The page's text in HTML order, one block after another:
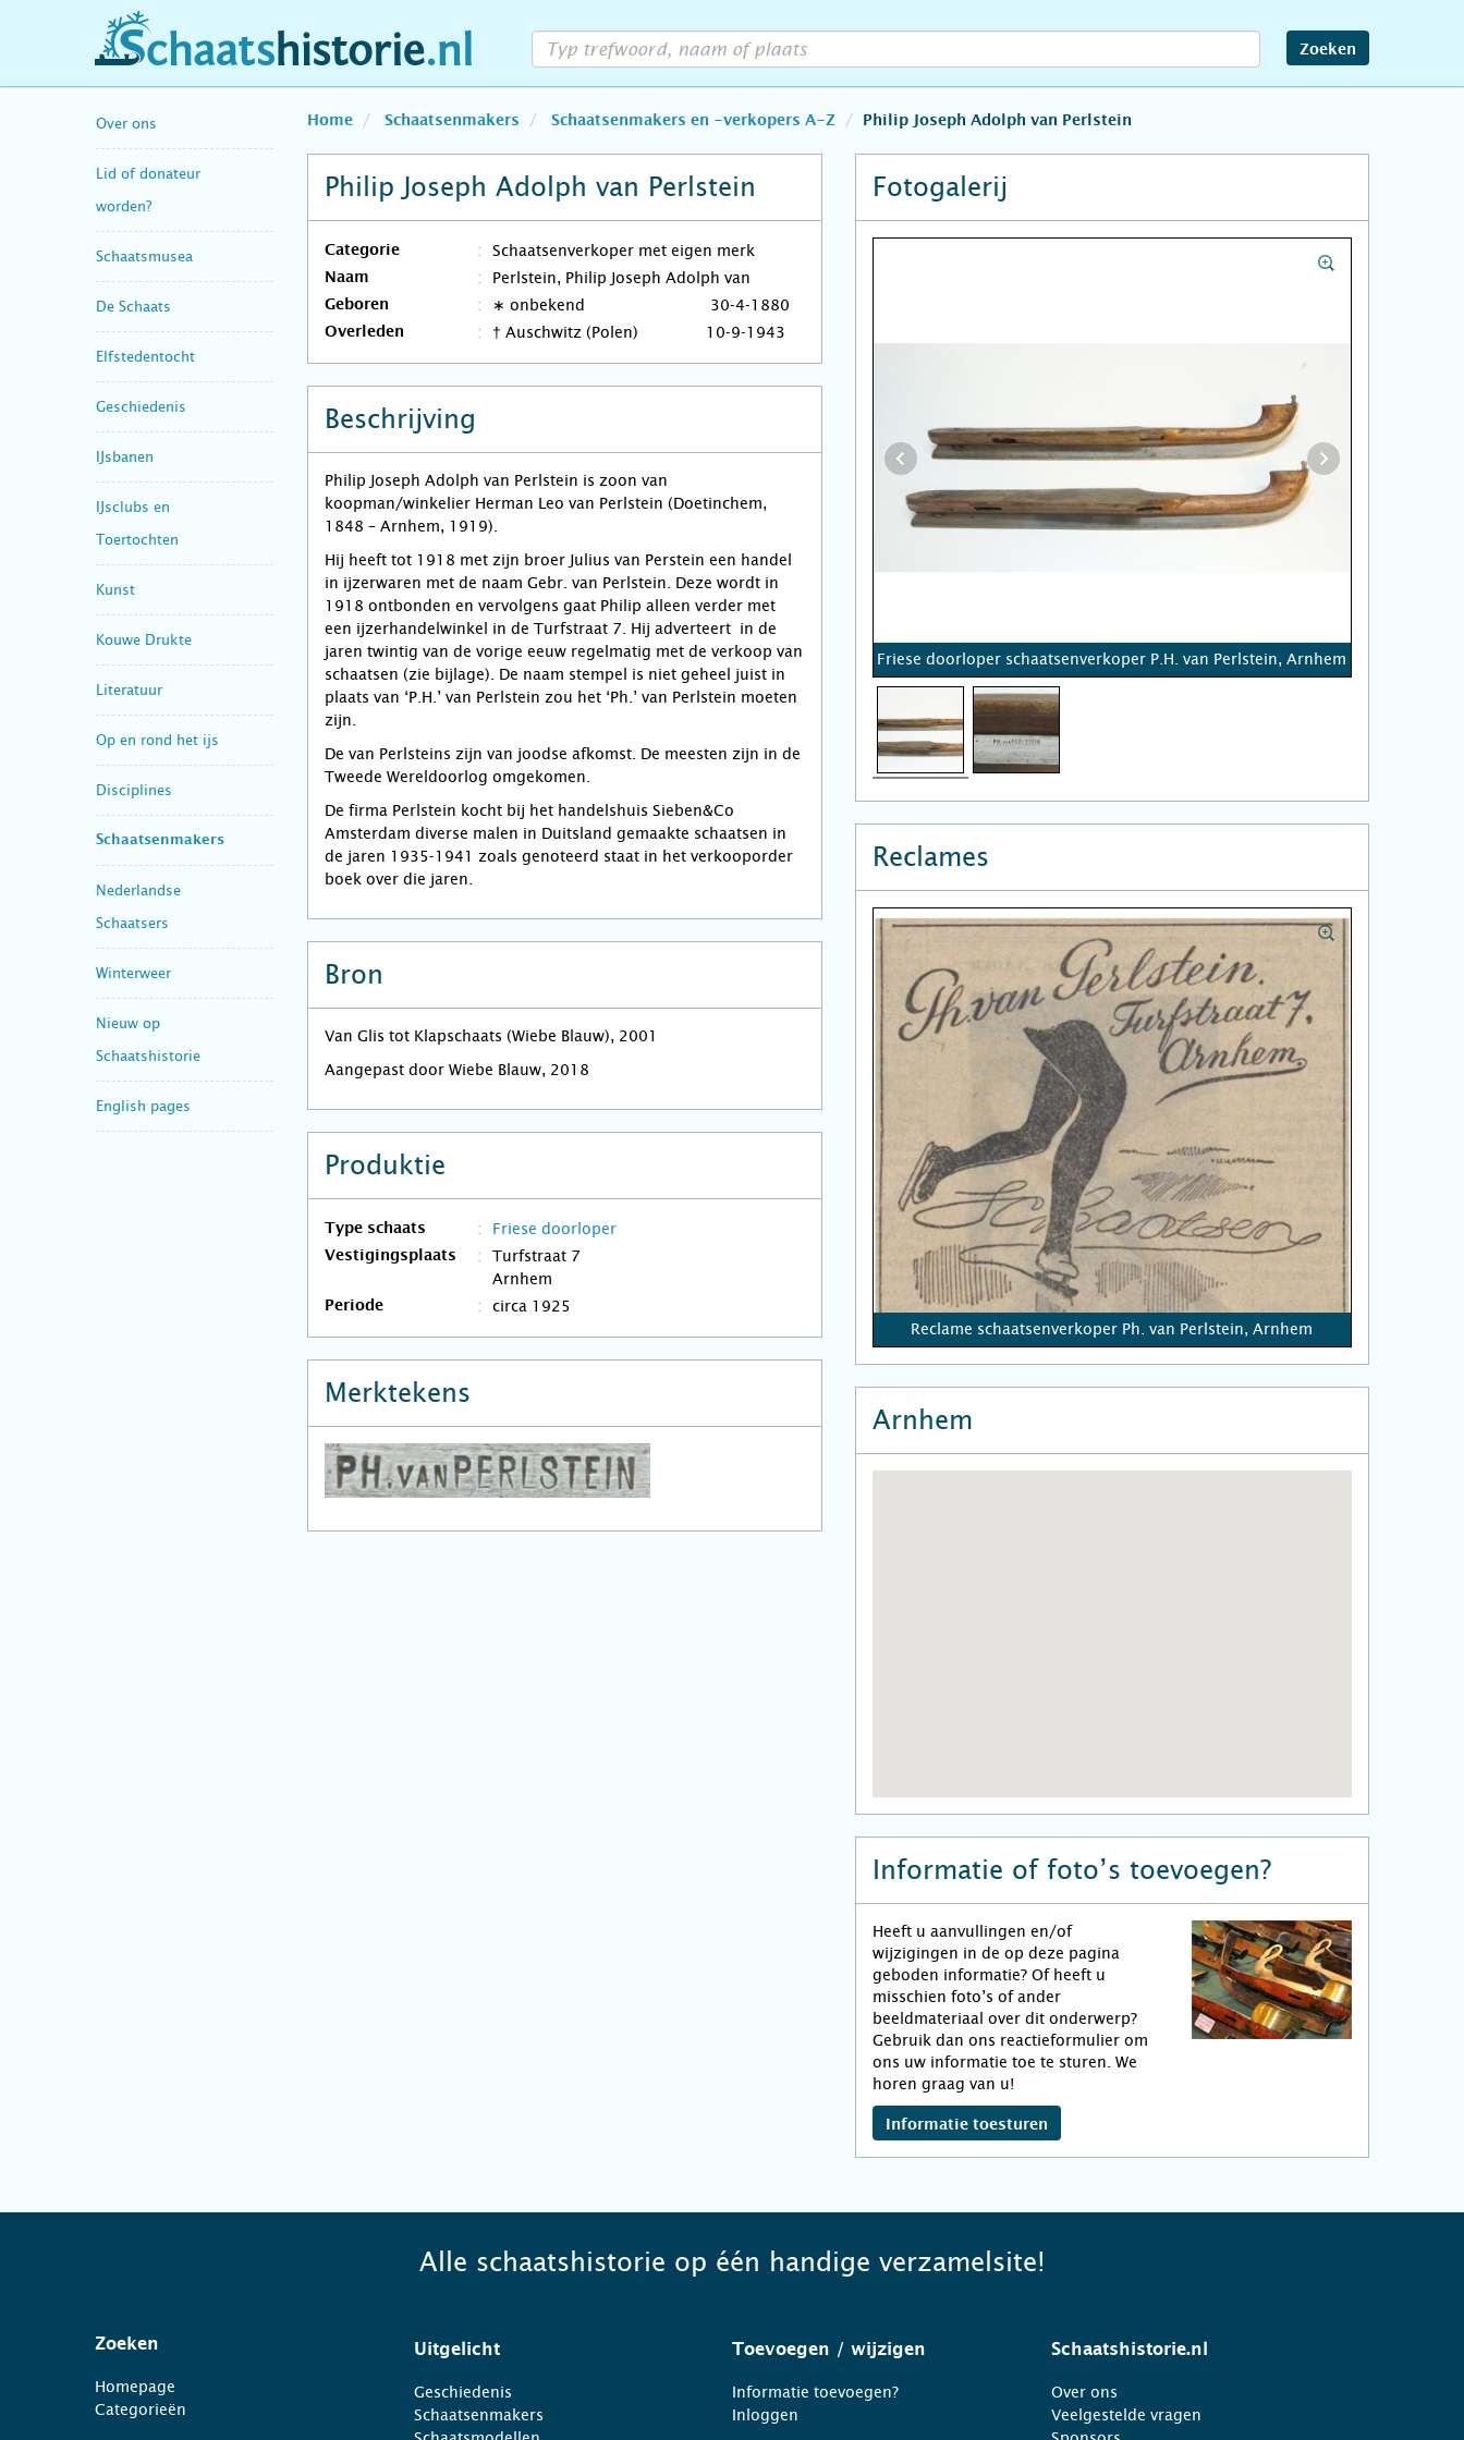
schaatshistorie.nl Zoeken
Over ons
Lid of donateur
worden?
Schaatsmusea
De Schaats
Elfstedentocht
Geschiedenis
IJsbanen
IJsclubs en
Toertochten
Kunst
Kouwe Drukte
Literatuur
Op en rond het ijs
Disciplines
Schaatsenmakers
Nederlandse
Schaatsers
Winterweer
Nieuw op
Schaatshistorie
English pages
Home Schaatsenmakers Schaatsenmakers en -verkopers A-Z Philip Joseph Adolph van Perlstein
Philip Joseph Adolph van Perlstein
Categorie Schaatsenverkoper met eigen merk
Naam Perlstein, Philip Joseph Adolph van
Geboren ∗ onbekend 30-4-1880
Overleden † Auschwitz (Polen) 10-9-1943
Beschrijving
Philip Joseph Adolph van Perlstein is zoon van
koopman/winkelier Herman Leo van Perlstein (Doetinchem,
1848 – Arnhem, 1919).
Hij heeft tot 1918 met zijn broer Julius van Perstein een handel
in ijzerwaren met de naam Gebr. van Perlstein. Deze wordt in
1918 ontbonden en vervolgens gaat Philip alleen verder met
een ijzerhandelwinkel in de Turfstraat 7. Hij adverteert in de
jaren twintig van de vorige eeuw regelmatig met de verkoop van
schaatsen (zie bijlage). De naam stempel is niet geheel juist in
plaats van ‘P.H.’ van Perlstein zou het ‘Ph.’ van Perlstein moeten
zijn.
De van Perlsteins zijn van joodse afkomst. De meesten zijn in de
Tweede Wereldoorlog omgekomen.
De firma Perlstein kocht bij het handelshuis Sieben&Co
Amsterdam diverse malen in Duitsland gemaakte schaatsen in
de jaren 1935-1941 zoals genoteerd staat in het verkooporder
boek over die jaren.
Bron
Van Glis tot Klapschaats (Wiebe Blauw), 2001
Aangepast door Wiebe Blauw, 2018
Produktie
Type schaats Friese doorloper
Vestigingsplaats
Turfstraat 7
Arnhem
Periode circa 1925
Merktekens
Fotogalerij
Friese doorloper schaatsenverkoper P.H. van Perlstein, Arnhem
Reclames
Reclame schaatsenverkoper Ph. van Perlstein, Arnhem
Arnhem
Informatie of foto’s toevoegen?
Heeft u aanvullingen en/of
wijzigingen in de op deze pagina
geboden informatie? Of heeft u
misschien foto’s of ander
beeldmateriaal over dit onderwerp?
Gebruik dan ons reactieformulier om
ons uw informatie toe te sturen. We
horen graag van u!
Informatie toesturen
Alle schaatshistorie op één handige verzamelsite!
Zoeken
Homepage
Categorieën
Uitgelicht
Geschiedenis
Schaatsenmakers
Toevoegen / wijzigen
Informatie toevoegen?
Inloggen
Schaatshistorie.nl
Over ons
Veelgestelde vragen